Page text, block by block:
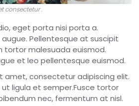
consectetur .
eget porta nisi porta a.
Pellentesque at suscipit
tortor malesuada euismod.
et leo pellentesque euismod.
amet, consectetur adipiscing elit.
ligula et semper.Fusce tortor
nec, fermentum at nisl.